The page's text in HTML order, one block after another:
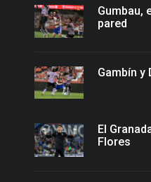
Gumbau,
pared
Gambín y
El
Flores